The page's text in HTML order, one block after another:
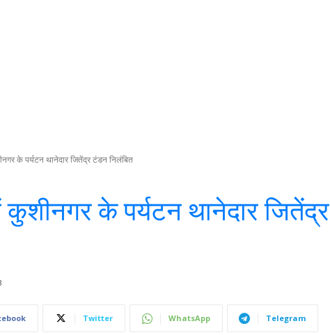
के पर्यटन थानेदार जितेंद्र टंडन निलंबित
कुशीनगर के पर्यटन थानेदार जितेंद्र
Twitter WhatsApp Telegram